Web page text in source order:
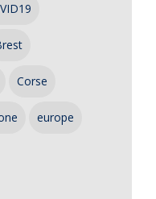
Corse
europe